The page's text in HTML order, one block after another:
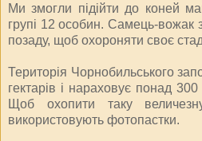
Ми змогли підійти до коней
групі 12 особин. Самець-вожак
позаду, щоб охороняти своє
Територія Чорнобильського
гектарів і нараховує понад
Щоб охопити таку
використовують фотопастки.